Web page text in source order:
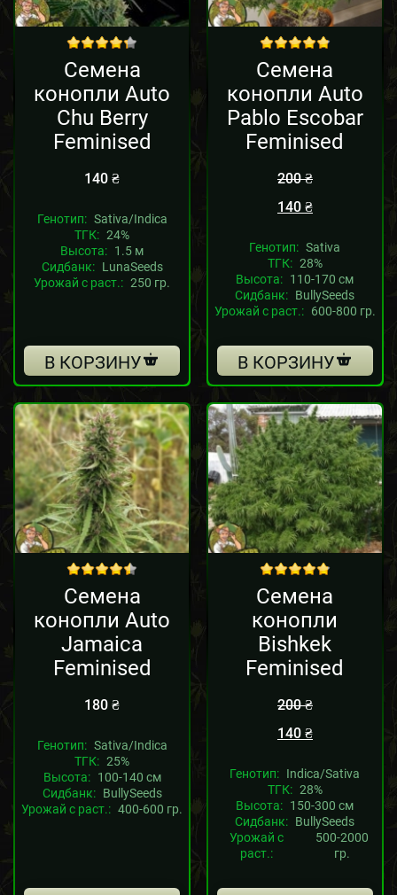
Семена
конопли Auto
Chu Berry
Feminised
140₴
Генотип: Sativa/Indica
ТГК: 24%
Высота: 1.5 м
Сидбанк: LunaSeeds
Урожай с раст.: 250 гр.
В КОРЗИНУ
Sale!
Семена
конопли Auto
Pablo Escobar
Feminised
200₴
140 ₴
Генотип: Sativa
ТГК: 28%
Высота: 110-170 см
Сидбанк: BullySeeds
Урожай с раст.: 600-800 гр.
В КОРЗИНУ
Семена
конопли Auto
Jamaica
Feminised
180₴
Генотип: Sativa/Indica
ТГК: 25%
Высота: 100-140 см
Сидбанк: BullySeeds
Урожай с раст.: 400-600 гр.
Sale!
Семена
конопли
Bishkek
Feminised
200₴
140 ₴
Генотип: Indica/Sativa
ТГК: 28%
Высота: 150-300 см
Сидбанк: BullySeeds
Урожай с
раст.:
500-2000
гр.